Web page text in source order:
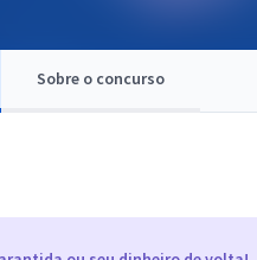
Sobre o concurso